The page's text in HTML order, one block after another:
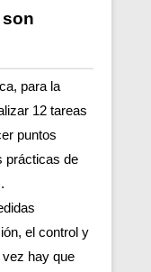
para la
12 tareas
puntos
prácticas de
el control y
hay que